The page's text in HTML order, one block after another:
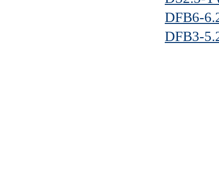
DFB6-
DFB3-